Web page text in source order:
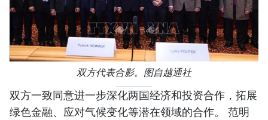
双方代表合影。图自越通社
双方一致同意进一步深化两国经济和投资合作，拓展
绿色金融、应对气候变化等潜在领域的合作。 范明